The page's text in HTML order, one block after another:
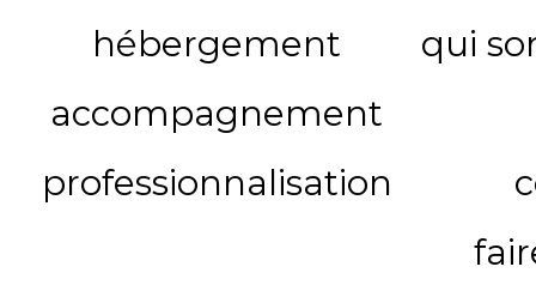
hébergement
accompagnement
professionnalisation
qui